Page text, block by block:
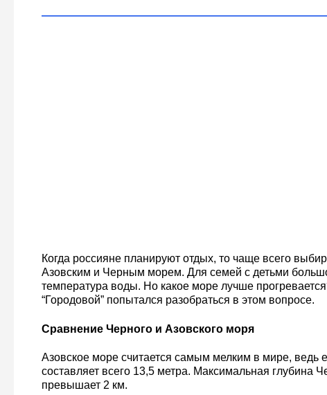
Когда россияне планируют отдых, то чаще всего
Азовским и Черным морем. Для семей с детьми
температура воды. Но какое море лучше
“Городовой” попытался разобраться в этом вопросе.
Сравнение Черного и Азовского моря
Азовское море считается самым мелким в мире, ведь
составляет всего 13,5 метра. Максимальная глубина
превышает 2 км.